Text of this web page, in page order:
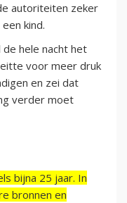
autoriteiten zeker
kind.
hele nacht het
voor meer druk
en zei dat
verder moet
bijna 25 jaar. In
bronnen en